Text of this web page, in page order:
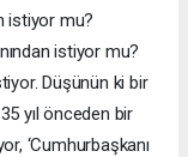
istiyor mu?
istiyor mu?
Düşünün ki bir
yıl önceden bir
‘Cumhurbaşkanı